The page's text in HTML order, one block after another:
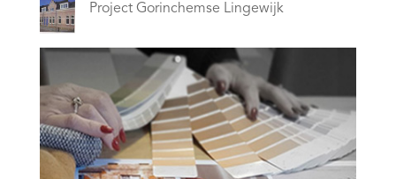
Project Gorinchemse Lingewijk